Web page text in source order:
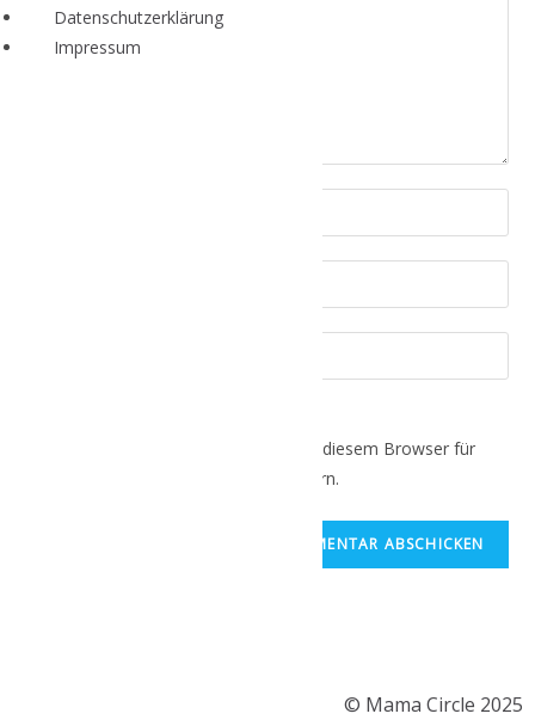
Name, E-Mail-Adresse und Website in diesem Browser für
meinen nächsten Kommentar speichern.
© Mama Circle 2025
Datenschutzerklärung
Impressum